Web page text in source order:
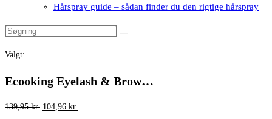
Hårspray guide – sådan finder du den rigtige hårspray
Valgt:
Ecooking Eyelash & Brow…
139,95kr. Den
104,96 kr.